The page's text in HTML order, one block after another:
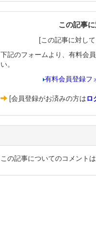
この記事
[この記事に対し
下記のフォームより、有料会
い。
有料会員登録フ
[会員登録がお済みの方はロ
この記事についてのコメント